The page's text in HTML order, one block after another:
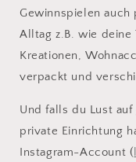
Gewinnspielen auch
Alltag z.B. wie deine
Kreationen,
verpackt und
Und falls du Lust
private Einrichtung
Instagram-Account (